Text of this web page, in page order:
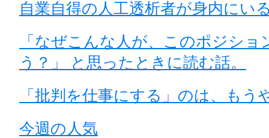
自業自得の人工透析者が身内にい
「なぜこんな人が、このポジショ
う？」 と思ったときに読む話。
「批判を仕事にする」のは、もう
今週の人気